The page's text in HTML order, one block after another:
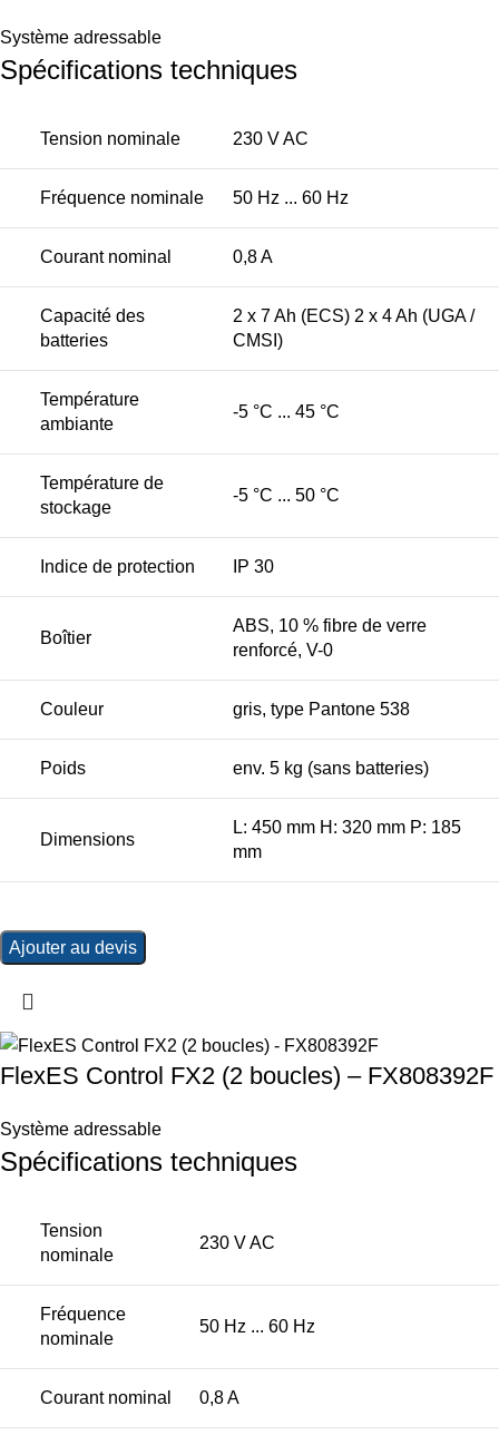
Système adressable
Spécifications techniques
Tension nominale 230 V AC
Fréquence nominale 50 Hz ... 60 Hz
Courant nominal 0,8 A
Capacité des
batteries
2 x 7 Ah (ECS) 2 x 4 Ah (UGA /
CMSI)
Température
ambiante
-5 °C ... 45 °C
Température de
stockage
-5 °C ... 50 °C
Indice de protection IP 30
Boîtier
ABS, 10 % fibre de verre
renforcé, V-0
Couleur gris, type Pantone 538
Poids env. 5 kg (sans batteries)
Dimensions
L: 450 mm H: 320 mm P: 185
mm
Ajouter au devis
FlexES Control FX2 (2 boucles) – FX808392F
Système adressable
Spécifications techniques
Tension
nominale
230 V AC
Fréquence
nominale
50 Hz ... 60 Hz
Courant nominal 0,8 A